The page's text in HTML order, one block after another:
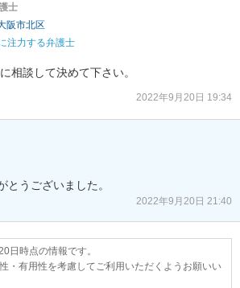
士
阪市北区
注力する弁護士
相談して決めて下さい。
2022年9月20日 19:34
とうございました。
2022年9月20日 21:40
日時点の情報です。
・有用性を考慮してご利用いただくようお願いい